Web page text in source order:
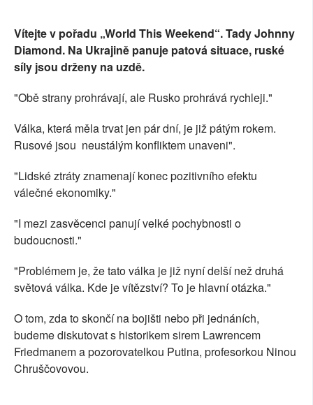
Vítejte v pořadu „World This Weekend“. Tady Johnny
Diamond. Na Ukrajině panuje patová situace, ruské
síly jsou drženy na uzdě.
"Obě strany prohrávají, ale Rusko prohrává rychleji."
Válka, která měla trvat jen pár dní, je již pátým rokem.
Rusové jsou neustálým konfliktem unaveni".
"Lidské ztráty znamenají konec pozitivního efektu
válečné ekonomiky."
"I mezi zasvěcenci panují velké pochybnosti o
budoucnosti."
"Problémem je, že tato válka je již nyní delší než druhá
světová válka. Kde je vítězství? To je hlavní otázka."
O tom, zda to skončí na bojišti nebo při jednáních,
budeme diskutovat s historikem sirem Lawrencem
Friedmanem a pozorovatelkou Putina, profesorkou Ninou
Chruščovovou.